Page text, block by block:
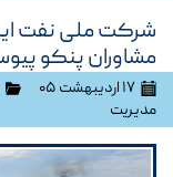
شرکت ملی نفت
مشاوران پنکو
۱۷ اردیبهشت ۰۵
مدیریت